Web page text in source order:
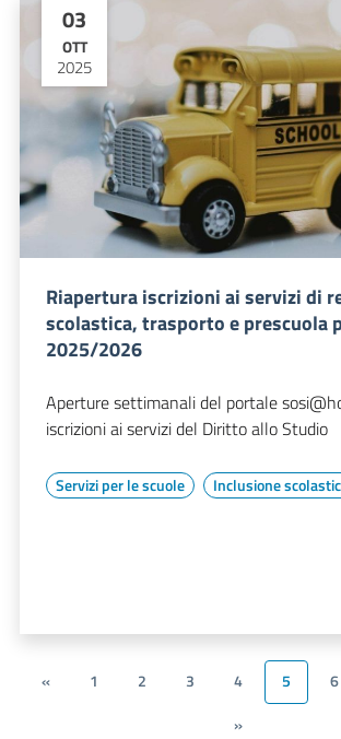
03
OTT
2025
Riapertura iscrizioni ai servizi di
scolastica, trasporto e prescuola
2025/2026
Aperture settimanali del portale
iscrizioni ai servizi del Diritto allo Studio
Servizi per le scuole Inclusione
« 1 2 3 4 5 6
»